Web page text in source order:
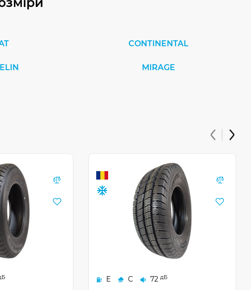
CONTINENTAL
MIRAGE
E C 72 дБ